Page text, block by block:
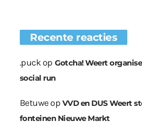
Recente reacties
.puckop Gotcha! Weert
social run
Betuweop VVD en DUS Weert
fonteinen Nieuwe Markt